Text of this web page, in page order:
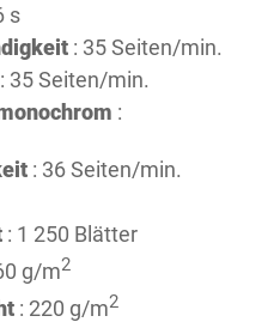
s
: 35 Seiten/min.
: 35 Seiten/min.
:
: 36 Seiten/min.
: 1 250 Blätter
g/m2
: 220 g/m2